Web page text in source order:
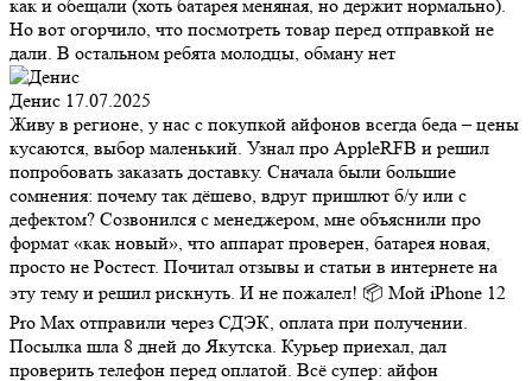
как и обещали (хоть батарея меняная, но держит нормально).
Но вот огорчило, что посмотреть товар перед отправкой не
дали. В остальном ребята молодцы, обману нет
Денис 17.07.2025
Живу в регионе, у нас с покупкой айфонов всегда беда – цены
кусаются, выбор маленький. Узнал про AppleRFB и решил
попробовать заказать доставку. Сначала были большие
сомнения: почему так дёшево, вдруг пришлют б/у или с
дефектом? Созвонился с менеджером, мне объяснили про
формат «как новый», что аппарат проверен, батарея новая,
просто не Ростест. Почитал отзывы и статьи в интернете на
эту тему и решил рискнуть. И не пожалел! 📦 Мой iPhone 12
Pro Max отправили через СДЭК, оплата при получении.
Посылка шла 8 дней до Якутска. Курьер приехал, дал
проверить телефон перед оплатой. Всё супер: айфон